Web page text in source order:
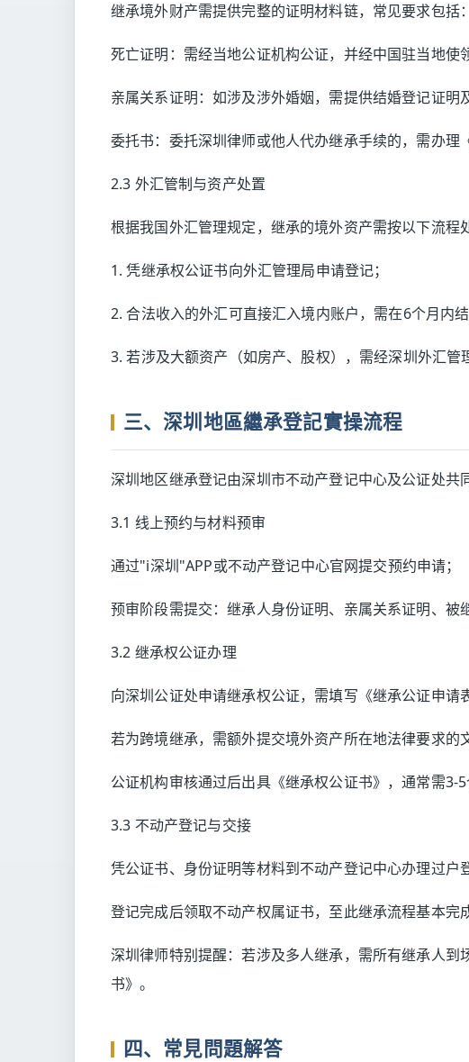
继承境外财产需提供完整的证明材料链，常见要求包括：
死亡证明：需经当地公证机构公证，并经中国驻当地使
亲属关系证明：如涉及涉外婚姻，需提供结婚登记证明
委托书：委托深圳律师或他人代办继承手续的，需办理
2.3 外汇管制与资产处置
根据我国外汇管理规定，继承的境外资产需按以下流程
1. 凭继承权公证书向外汇管理局申请登记；
2. 合法收入的外汇可直接汇入境内账户，需在6个月内结
3. 若涉及大额资产（如房产、股权），需经深圳外汇管
三、深圳地區繼承登記實操流程
深圳地区继承登记由深圳市不动产登记中心及公证处共
3.1 线上预约与材料预审
通过"i深圳"APP或不动产登记中心官网提交预约申请；
预审阶段需提交：继承人身份证明、亲属关系证明、被
3.2 继承权公证办理
向深圳公证处申请继承权公证，需填写《继承公证申请
若为跨境继承，需额外提交境外资产所在地法律要求的
公证机构审核通过后出具《继承权公证书》，通常需3-5
3.3 不动产登记与交接
凭公证书、身份证明等材料到不动产登记中心办理过户
登记完成后领取不动产权属证书，至此继承流程基本完
深圳律师特别提醒：若涉及多人继承，需所有继承人
书》。
四、常見問題解答